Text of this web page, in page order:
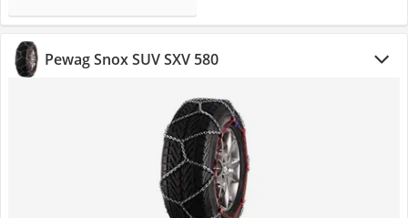
Pewag Snox SUV SXV 580